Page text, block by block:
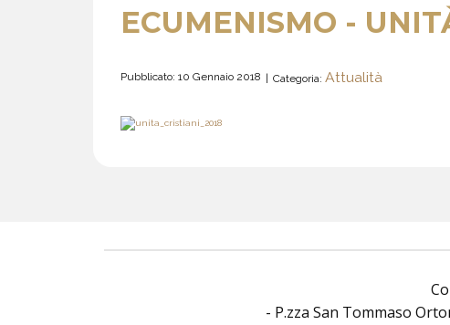
ECUMENISMO -
Pubblicato: 10 Gennaio 2018 Categoria: Attualità
- P.zza San Tommaso